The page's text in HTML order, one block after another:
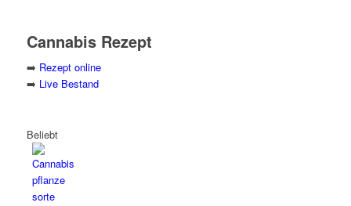
Cannabis Rezept
➡️ Rezept online
➡️ Live Bestand
Beliebt